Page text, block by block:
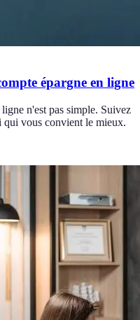
épargne en ligne
n'est pas simple. Suivez
vous convient le mieux.